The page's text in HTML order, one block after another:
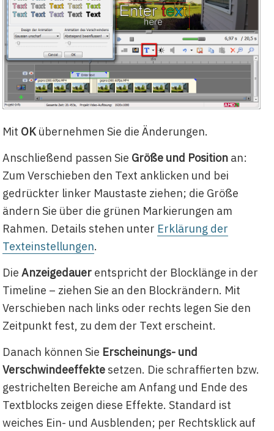
Mit OKübernehmen Sie die Änderungen.
Anschließend passen Sie Größe und Position an:
Zum Verschieben den Text anklicken und bei
gedrückter linker Maustaste ziehen; die Größe
ändern Sie über die grünen Markierungen am
Rahmen. Details stehen unter Erklärung der
Texteinstellungen.
DieAnzeigedauer entspricht der Blocklänge in der
Timeline – ziehen Sie an den Blockrändern. Mit
Verschieben nach links oder rechts legen Sie den
Zeitpunkt fest, zu dem der Text erscheint.
Danach können Sie Erscheinungs- und
Verschwindeeffekte setzen. Die schraffierten bzw.
gestrichelten Bereiche am Anfang und Ende des
Textblocks zeigen diese Effekte. Standard ist
weiches Ein- und Ausblenden; per Rechtsklick auf